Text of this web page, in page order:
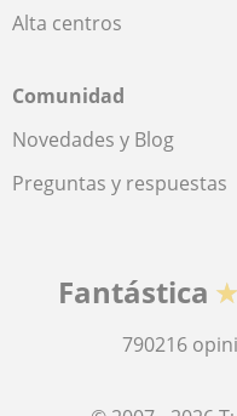
Alta centros
Comunidad
Novedades y Blog
Preguntas y respuestas
Fantástica
790216